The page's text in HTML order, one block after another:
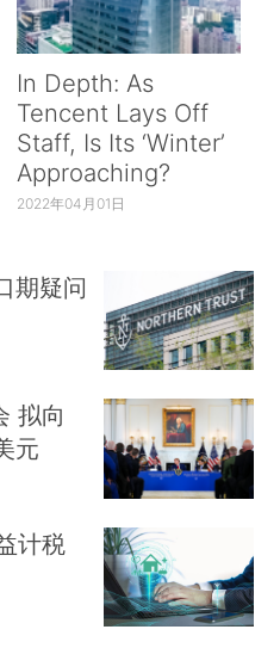
In Depth: As
Tencent Lays Off
Staff, Is Its ‘Winter’
Approaching?
2022年04月01日
期疑问
拟向
元
计税